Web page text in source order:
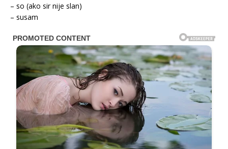
– so (ako sir nije slan)
– susam